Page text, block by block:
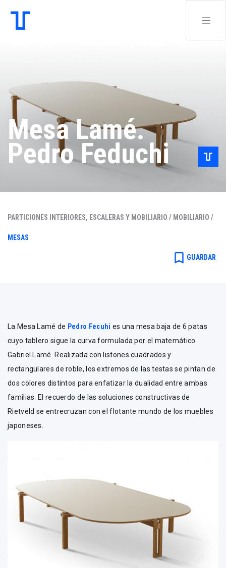
Mesa Lamé.
Pedro Feduchi
PARTICIONES INTERIORES, ESCALERAS Y MOBILIARIO / MOBILIARIO /
MESAS
bookmark_border GUARDAR
La Mesa Lamé de Pedro Fecuhi es una mesa baja de 6 patas
cuyo tablero sigue la curva formulada por el matemático
Gabriel Lamé. Realizada con listones cuadrados y
rectangulares de roble, los extremos de las testas se pintan de
dos colores distintos para enfatizar la dualidad entre ambas
familias. El recuerdo de las soluciones constructivas de
Rietveld se entrecruzan con el flotante mundo de los muebles
japoneses.